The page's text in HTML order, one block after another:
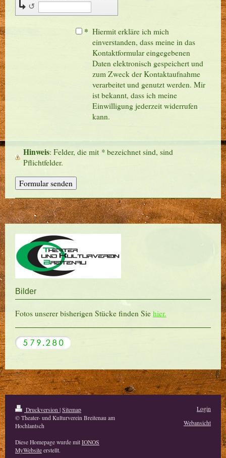
↺
* Hiermit erkläre ich mich
einverstanden, dass meine in das
Kontaktformular eingegebenen
Daten elektronisch gespeichert und
zum Zweck der Kontaktaufnahme
verarbeitet und genutzt werden. Mir
ist bekannt, dass ich meine
Einwilligung jederzeit widerrufen
kann.
Hinweis : Felder, die mit * bezeichnet sind, sind
Pflichtfelder.
Bilder
Fotos unserer bisherigen Stücke finden Sie hier.
Druckversion | Sitemap
© Theater- und Kulturverein Breitenau am
Hochlantsch
Diese Homepage wurde mit IONOS
MyWebsite erstellt.
Login
Webansicht